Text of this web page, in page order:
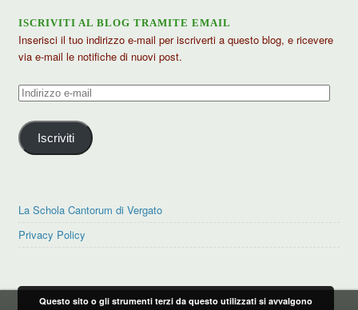
ISCRIVITI AL BLOG TRAMITE EMAIL
Inserisci il tuo indirizzo e-mail per iscriverti a questo blog, e ricevere
via e-mail le notifiche di nuovi post.
Indirizzo
mail
Iscriviti
La Schola Cantorum di Vergato
Privacy Policy
Questo sito o gli strumenti terzi da questo utilizzati si avvalgono